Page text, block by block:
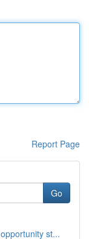
Report Page
Go
st...